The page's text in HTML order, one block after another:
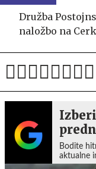
Družba
naložbo na
Bodite
aktualne